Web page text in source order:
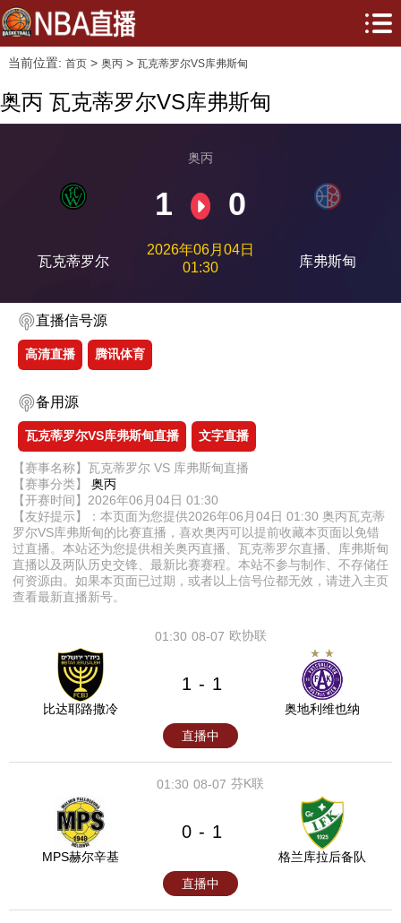
当前位置: 首页> 奥丙> 瓦克蒂罗尔VS库弗斯甸
奥丙 瓦克蒂罗尔VS库弗斯甸
瓦克蒂罗尔
奥丙
1 0
2026年06月04日
01:30
库弗斯甸
直播信号源
高清直播 腾讯体育
备用源
瓦克蒂罗尔VS库弗斯甸直播 文字直播
【赛事名称】瓦克蒂罗尔 VS 库弗斯甸直播
【赛事分类】 奥丙
【开赛时间】2026年06月04日 01:30
【友好提示】：本页面为您提供2026年06月04日 01:30 奥丙瓦克蒂
罗尔VS库弗斯甸的比赛直播，喜欢奥丙可以提前收藏本页面以免错
过直播。本站还为您提供相关奥丙直播、瓦克蒂罗尔直播、库弗斯甸
直播以及两队历史交锋、最新比赛赛程。本站不参与制作、不存储任
何资源由。如果本页面已过期，或者以上信号位都无效，请进入主页
查看最新直播新号。
08-07
01:30 欧协联
比达耶路撒冷
1 - 1
奥地利维也纳
直播中
08-07
01:30 芬K联
MPS赫尔辛基
0 - 1
格兰库拉后备队
直播中